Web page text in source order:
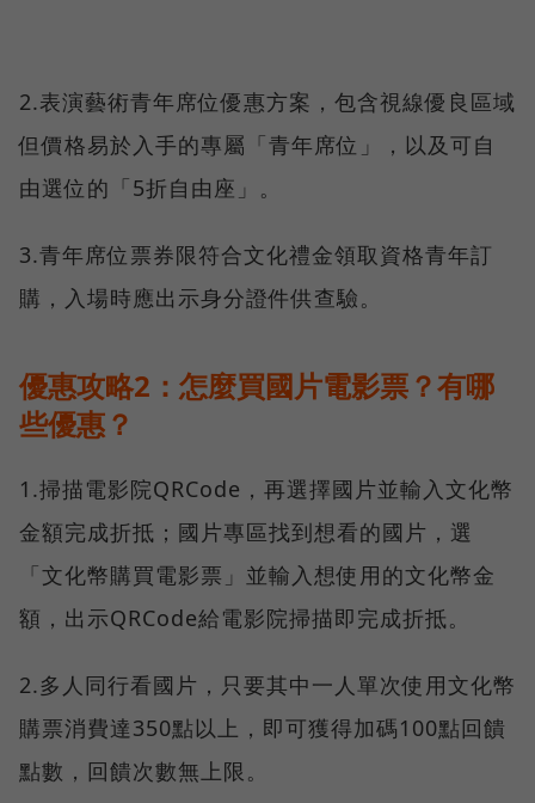
2.表演藝術青年席位優惠方案，包含視線優良區域
但價格易於入手的專屬「青年席位」，以及可自
由選位的「5折自由座」。
3.青年席位票券限符合文化禮金領取資格青年訂
購，入場時應出示身分證件供查驗。
優惠攻略2：怎麼買國片電影票？有哪
些優惠？
1.掃描電影院QRCode，再選擇國片並輸入文化幣
金額完成折抵；國片專區找到想看的國片，選
「文化幣購買電影票」並輸入想使用的文化幣金
額，出示QRCode給電影院掃描即完成折抵。
2.多人同行看國片，只要其中一人單次使用文化幣
購票消費達350點以上，即可獲得加碼100點回饋
點數，回饋次數無上限。